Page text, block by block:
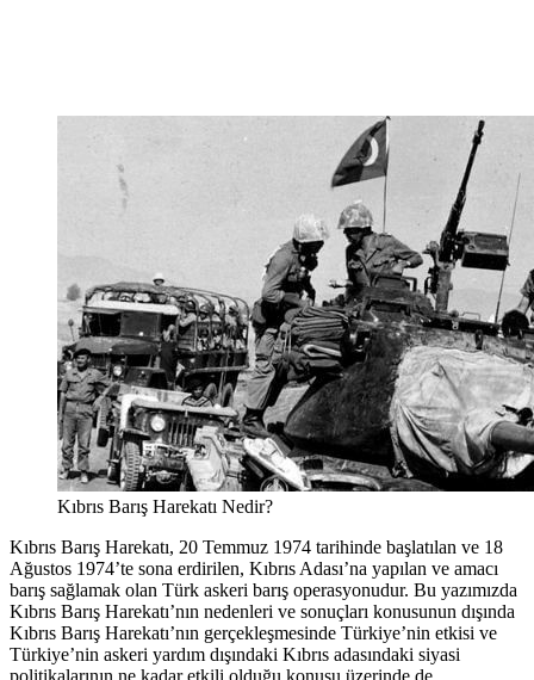
Kıbrıs Barış Harekatı Nedir?
Kıbrıs Barış Harekatı, 20 Temmuz 1974 tarihinde başlatılan ve 18
Ağustos 1974’te sona erdirilen, Kıbrıs Adası’na yapılan ve amacı
barış sağlamak olan Türk askeri barış operasyonudur. Bu yazımızda
Kıbrıs Barış Harekatı’nın nedenleri ve sonuçları konusunun dışında
Kıbrıs Barış Harekatı’nın gerçekleşmesinde Türkiye’nin etkisi ve
Türkiye’nin askeri yardım dışındaki Kıbrıs adasındaki siyasi